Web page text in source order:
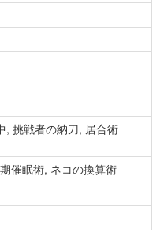
, 挑戦者の納刀, 居合術
催眠術, ネコの換算術